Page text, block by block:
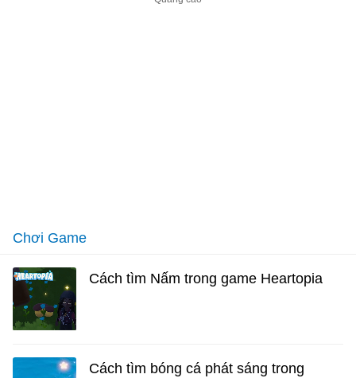
Chơi Game
Cách tìm Nấm trong game Heartopia
Cách tìm bóng cá phát sáng trong